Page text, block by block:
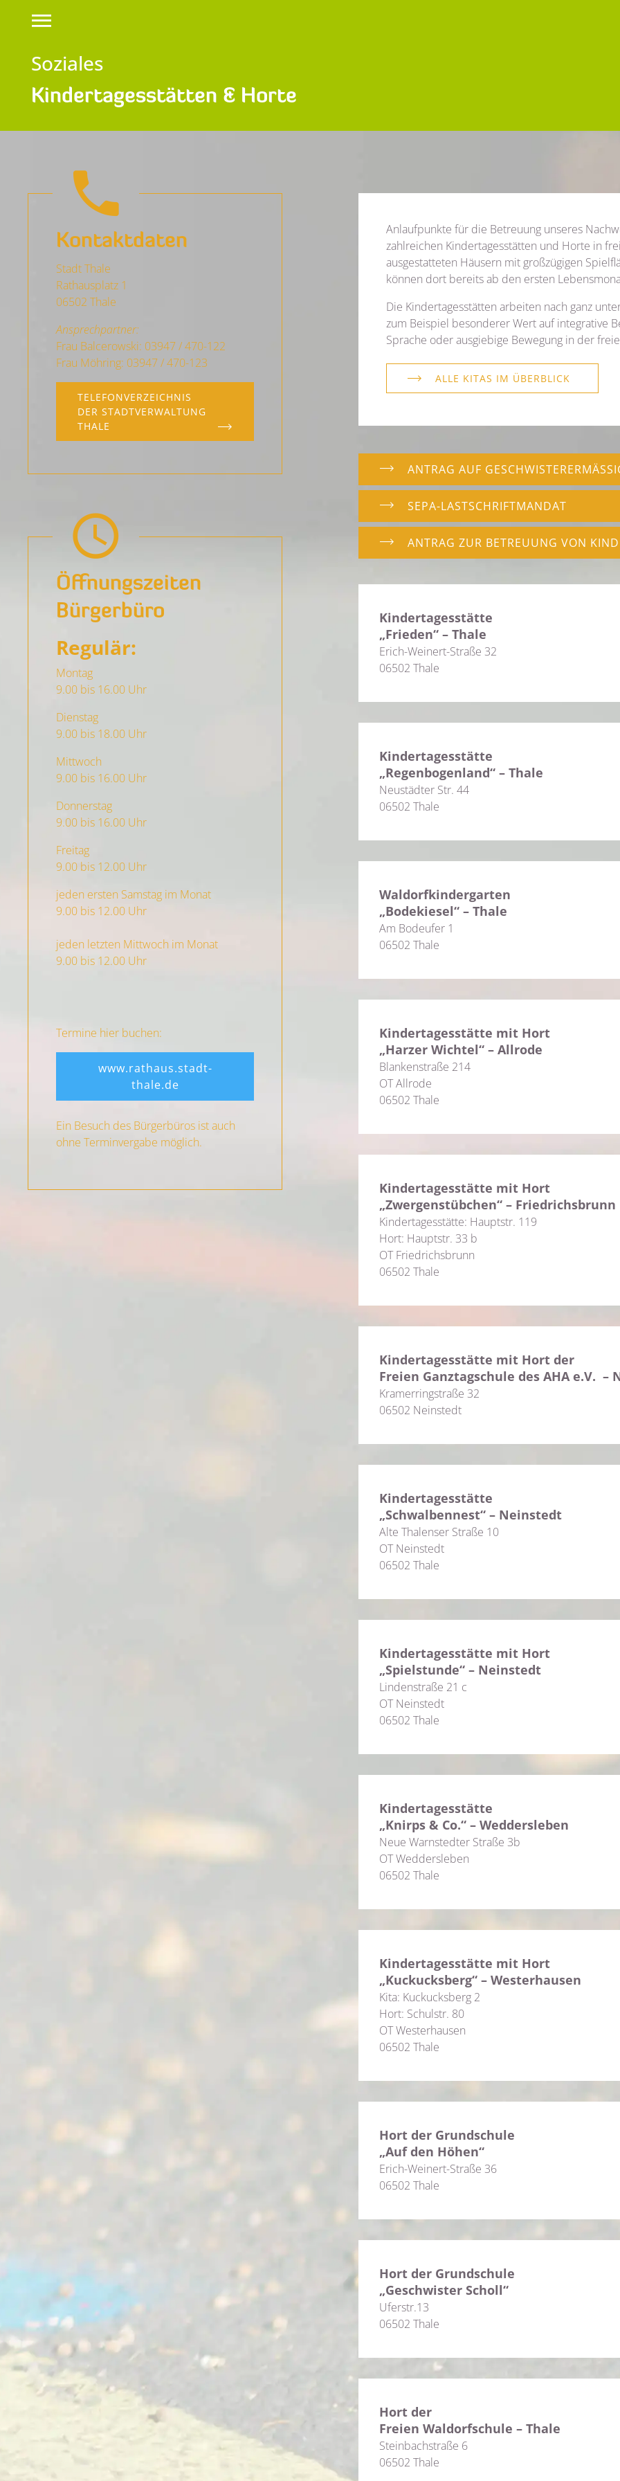
Soziales
Kindertagesstätten & Horte
Kontaktdaten
Stadt Thale
Rathausplatz 1
06502 Thale
Ansprechpartner:
Frau Balcerowski: 03947 / 470-122
Frau Möhring: 03947 / 470-123
TELEFONVERZEICHNIS
DER STADTVERWALTUNG
THALE
Öffnungs­zeiten
Bürgerbüro
Regulär:
Montag
9.00 bis 16.00 Uhr
Dienstag
9.00 bis 18.00 Uhr
Mittwoch
9.00 bis 16.00 Uhr
Donnerstag
9.00 bis 16.00 Uhr
Freitag
9.00 bis 12.00 Uhr
jeden ersten Samstag im Monat
9.00 bis 12.00 Uhr
jeden letzten Mittwoch im Monat
9.00 bis 12.00 Uhr
Termine hier buchen:
www.rathaus.stadt-
thale.de
Ein Besuch des Bürgerbüros ist auch
ohne Terminvergabe möglich.
Anlaufpunkte für die Betreuung unseres
zahlreichen Kindertagesstätten und Horte in
ausgestatteten Häusern mit großzügigen
können dort bereits ab den ersten
Die Kindertagesstätten arbeiten nach ganz
zum Beispiel besonderer Wert auf integrative
Sprache oder ausgiebige Bewegung in der
ALLE KITAS IM ÜBERBLICK
ANTRAG AUF
SEPA-LASTSCHRIFTMANDAT
ANTRAG ZUR BETREUUNG VON
Kindertagesstätte
„Frieden“ – Thale
Erich-Weinert-Straße 32
06502 Thale
Kindertagesstätte
„Regenbogenland“ – Thale
Neustädter Str. 44
06502 Thale
Waldorfkindergarten
„Bodekiesel“ – Thale
Am Bodeufer 1
06502 Thale
Kindertagesstätte mit Hort
„Harzer Wichtel“ – Allrode
Blankenstraße 214
OT Allrode
06502 Thale
Kindertagesstätte mit Hort
„Zwergenstübchen“ – Friedrichsbrunn
Kindertagesstätte: Hauptstr. 119
Hort: Hauptstr. 33 b
OT Friedrichsbrunn
06502 Thale
Kindertagesstätte mit Hort der
Freien Ganztagschule des AHA e.V. –
Kramerringstraße 32
06502 Neinstedt
Kindertagesstätte
„Schwalbennest“ – Neinstedt
Alte Thalenser Straße 10
OT Neinstedt
06502 Thale
Kindertagesstätte mit Hort
„Spielstunde“ – Neinstedt
Lindenstraße 21 c
OT Neinstedt
06502 Thale
Kindertagesstätte
„Knirps & Co.“ – Weddersleben
Neue Warnstedter Straße 3b
OT Weddersleben
06502 Thale
Kindertagesstätte mit Hort
„Kuckucksberg“ – Westerhausen
Kita: Kuckucksberg 2
Hort: Schulstr. 80
OT Westerhausen
06502 Thale
Hort der Grundschule
„Auf den Höhen“
Erich-Weinert-Straße 36
06502 Thale
Hort der Grundschule
„Geschwister Scholl“
Uferstr.13
06502 Thale
Hort der
Freien Waldorfschule – Thale
Steinbachstraße 6
06502 Thale